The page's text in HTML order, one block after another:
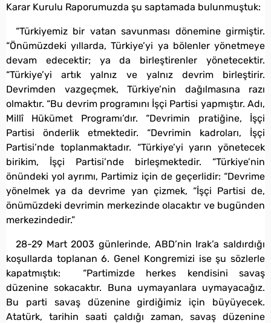
Karar Kurulu Raporumuzda şu saptamada bulunmuştuk:
“Türkiyemiz bir vatan savunması dönemine girmiştir.
“Önümüzdeki yıllarda, Türkiye’yi ya bölenler yönetmeye
devam edecektir; ya da birleştirenler yönetecektir.
“Türkiye’yi artık yalnız ve yalnız devrim birleştirir.
Devrimden vazgeçmek, Türkiye’nin dağılmasına razı
olmaktır. “Bu devrim programını İşçi Partisi yapmıştır. Adı,
Millî Hükümet Programı’dır. “Devrimin pratiğine, İşçi
Partisi önderlik etmektedir. “Devrimin kadroları, İşçi
Partisi’nde toplanmaktadır. “Türkiye’yi yarın yönetecek
birikim, İşçi Partisi’nde birleşmektedir. “Türkiye’nin
önündeki yol ayrımı, Partimiz için de geçerlidir: “Devrime
yönelmek ya da devrime yan çizmek, “İşçi Partisi de,
önümüzdeki devrimin merkezinde olacaktır ve bugünden
merkezindedir.”
28-29 Mart 2003 günlerinde, ABD’nin Irak’a saldırdığı
koşullarda toplanan 6. Genel Kongremizi ise şu sözlerle
kapatmıştık: “Partimizde herkes kendisini savaş
düzenine sokacaktır. Buna uymayanlara uymayacağız.
Bu parti savaş düzenine girdiğimiz için büyüyecek.
Atatürk, tarihin saati çaldığı zaman, savaş düzenine